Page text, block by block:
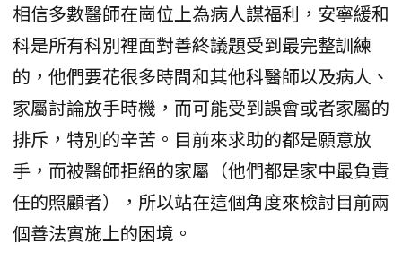
相信多數醫師在崗位上為病人謀福利，安寧緩和
科是所有科別裡面對善終議題受到最完整訓練
的，他們要花很多時間和其他科醫師以及病人、
家屬討論放手時機，而可能受到誤會或者家屬的
排斥，特別的辛苦。目前來求助的都是願意放
手，而被醫師拒絕的家屬（他們都是家中最負責
任的照顧者），所以站在這個角度來檢討目前兩
個善法實施上的困境。